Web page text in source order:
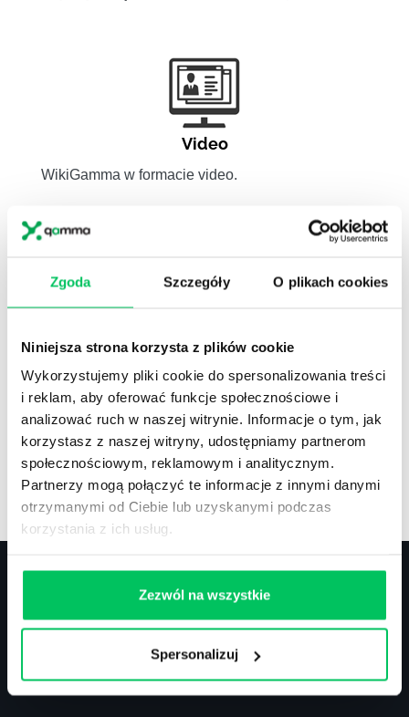
Zgoda Szczegóły O plikach cookies
Niniejsza strona korzysta z plików cookie
Wykorzystujemy pliki cookie do spersonalizowania treści
i reklam, aby oferować funkcje społecznościowe i
analizować ruch w naszej witrynie. Informacje o tym, jak
korzystasz z naszej witryny, udostępniamy partnerom
społecznościowym, reklamowym i analitycznym.
Partnerzy mogą połączyć te informacje z innymi danymi
otrzymanymi od Ciebie lub uzyskanymi podczas
korzystania z ich usług.
Zezwól na wszystkie
Spersonalizuj
Video
WikiGamma w formacie video.
zawodów.
Artykuły,Artykuły cd.,Prawo
Standardowe informacje z obszaru szkoleń.
Kontakt
tel.: 505 273 550